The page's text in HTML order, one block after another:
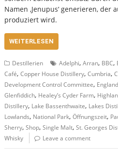
Namen ‚Jenupus‘ generieren, der
produziert wird.
WEITERLESEN
Destillerien Adelphi,Arran, BBC,
Café,Copper House Distillery,Cumbria,
Development Control Committee,
Glenfiddich, Healey’s Cyder Farm,
Distillery, Lake Bassenthwaite, Lakes
Lowlands, National Park,Öffnungszeit,
Sherry,Shop,Single Malt,St. Georges
Whisky Leave a comment